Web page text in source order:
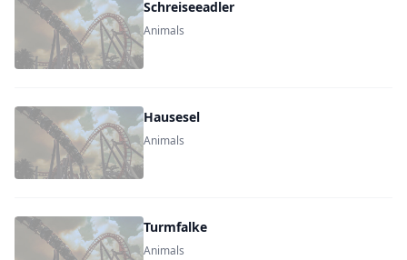
Schreiseeadler
Animals
Hausesel
Animals
Turmfalke
Animals